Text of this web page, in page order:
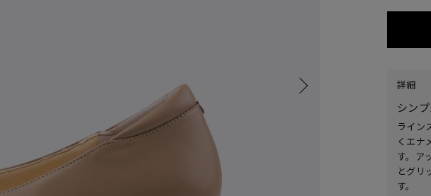
詳細
シン
ライン
くエナ
す。ア
とグリ
す。